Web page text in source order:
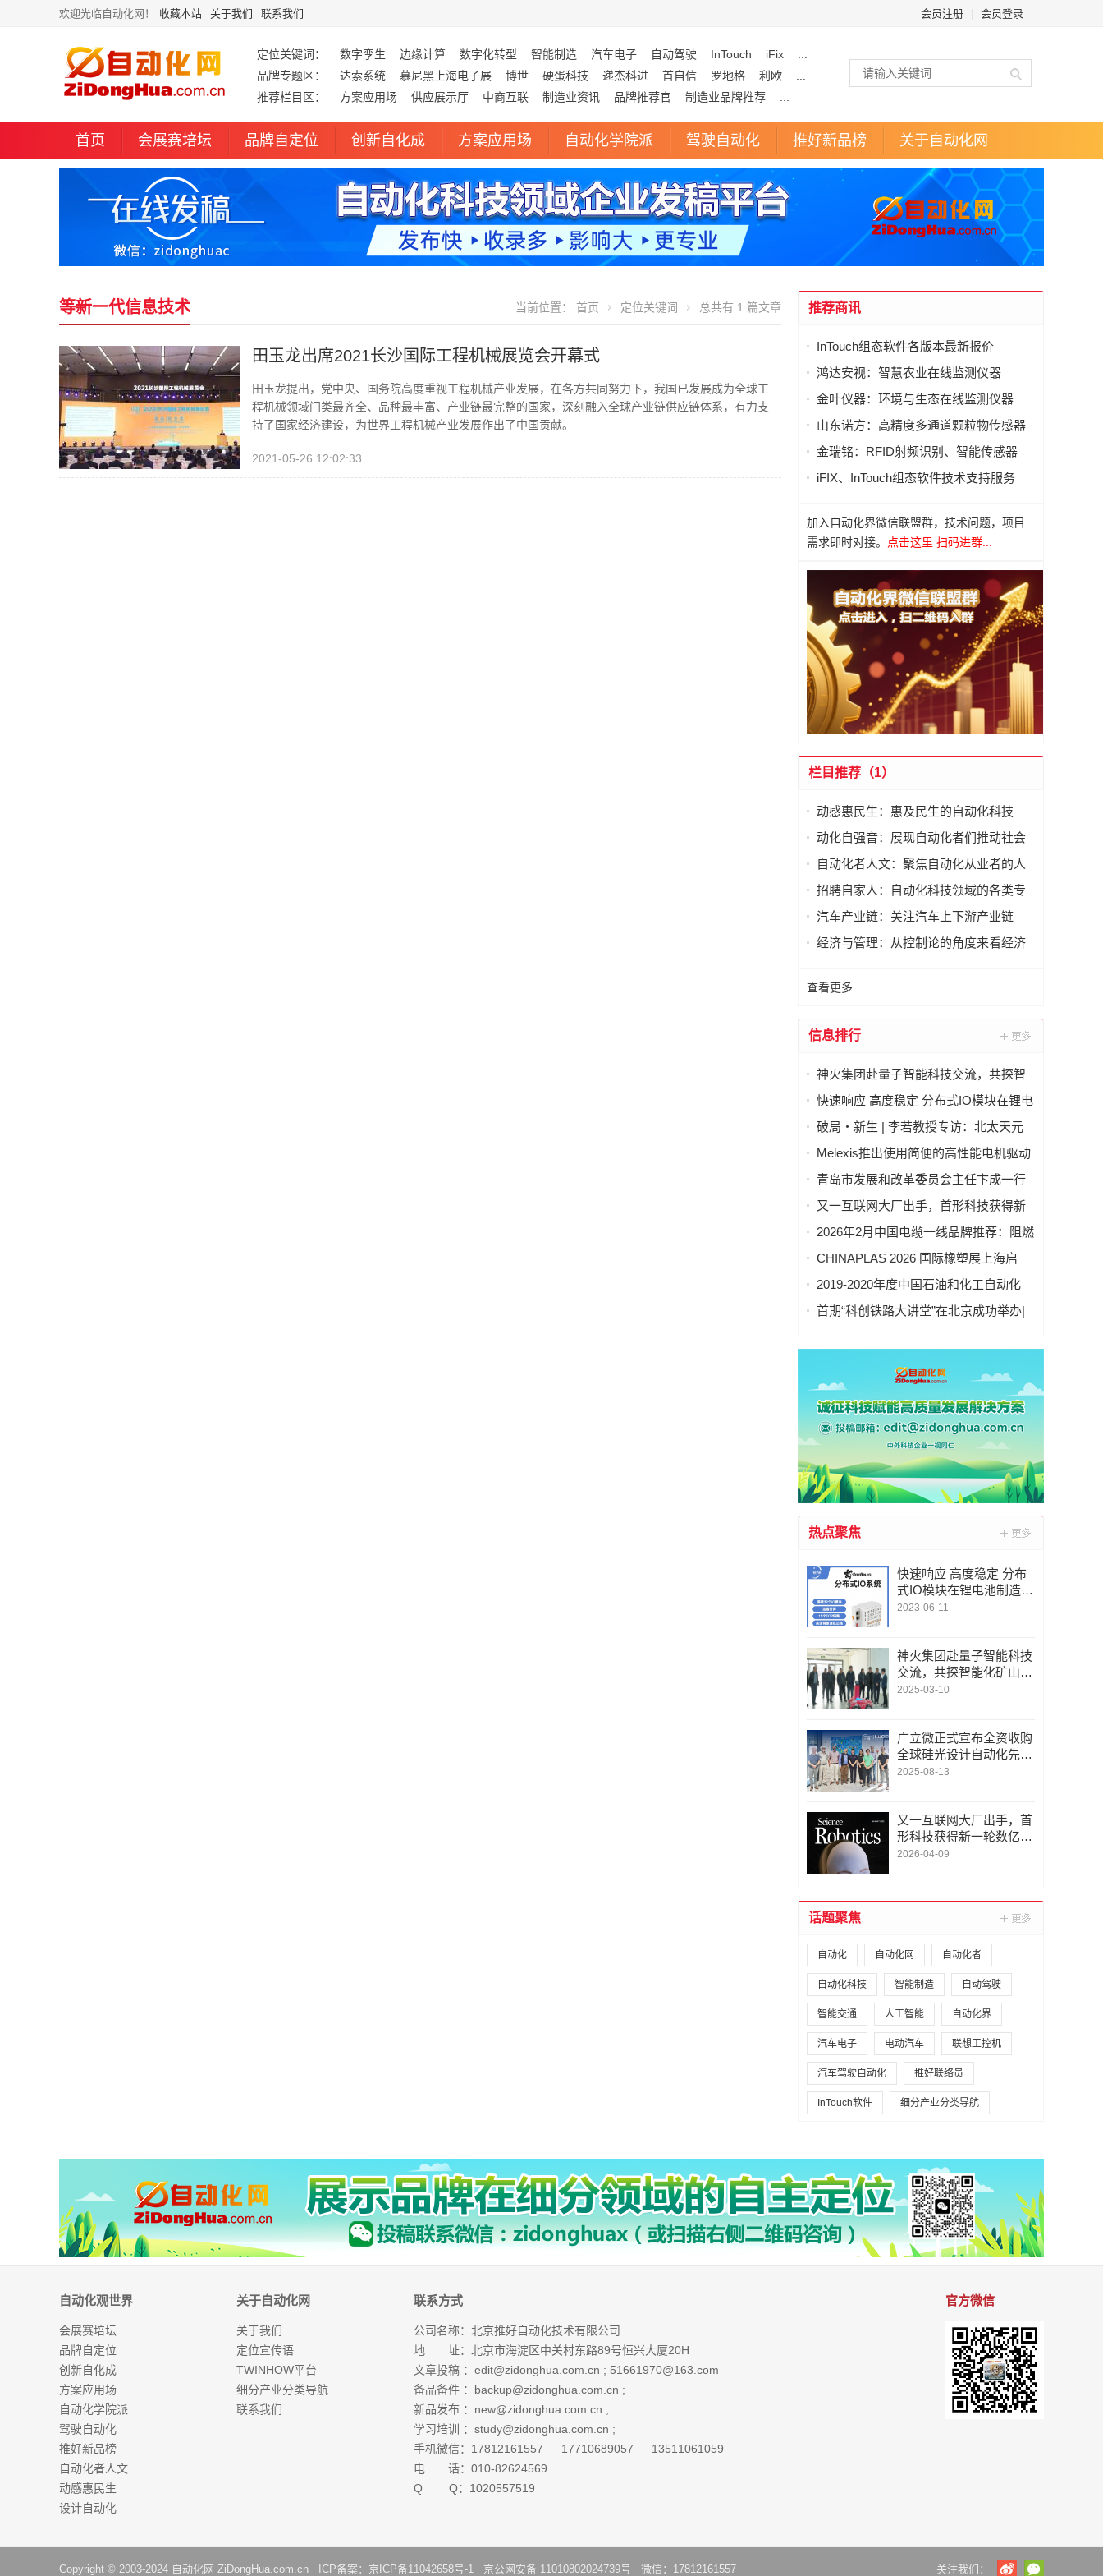
欢迎光临自动化网！ 收藏本站 关于我们 联系我们 会员注册 会员登录
定位关键词： 数字孪生 边缘计算 数字化转型 智能制造 汽车电子 自动驾驶 InTouch iFix
品牌专题区：
达索系统 慕尼黑上海电子展 博世 硬蛋科技 递杰科进 首自信 罗地格 利欧
推荐栏目区：
方案应用场 供应展示厅 中商互联 制造业资讯 品牌推荐官 制造业品牌推荐
首页 会展赛培坛 品牌自定位 创新自化成 方案应用场 自动化学院派 驾驶自动化 推好新品榜 关于自动化网
等新一代信息技术 当前位置： 首页 定位关键词 总共有 1 篇文章
田玉龙出席2021长沙国际工程机械展览会开幕式
田玉龙提出，党中央、国务院高度重视工程机械产业发展，在各方共同努力下，我国已发展成为全球工
程机械领域门类最齐全、品种最丰富、产业链最完整的国家，深刻融入全球产业链供应链体系，有力支
持了国家经济建设，为世界工程机械产业发展作出了中国贡献。
2021-05-26 12:02:33
推荐商讯
InTouch组态软件各版本最新报价
鸿达安视：智慧农业在线监测仪器
金叶仪器：环境与生态在线监测仪器
山东诺方：高精度多通道颗粒物传感器
金瑞铭：RFID射频识别、智能传感器
iFIX、InTouch组态软件技术支持服务
加入自动化界微信联盟群，技术问题，项目
需求即时对接。
点击这里 扫码进群...
栏目推荐（1）
动感惠民生：惠及民生的自动化科技
动化自强音：展现自动化者们推动社会
进步发出的响亮声音
自动化者人文：聚焦自动化从业者的人
文思考
招聘自家人：自动化科技领域的各类专
家及人才需求资讯
汽车产业链：关注汽车上下游产业链
经济与管理：从控制论的角度来看经济
查看更多...
信息排行
神火集团赴量子智能科技交流，共探智
能化矿山新未来
快速响应 高度稳定 分布式IO模块在锂电
池制造的优势揭秘 | 支持Modbus、
EtherCAT、Ethernet/IP、BACnet/IP等多
种协议
破局・新生 | 李若教授专访：北太天元
打破 30 年垄断，国产科学计算软件崛起
Melexis推出使用简便的高性能电机驱动
芯片，助力三相风扇实现快速、免代码
青岛市发展和改革委员会主任卞成一行
到国创中心调研指导
又一互联网大厂出手，首形科技获得新
一轮数亿元A1轮融资｜人脸机器人首次
2026年2月中国电缆一线品牌推荐：阻燃
防火电缆国内一线品牌推荐排名名单
CHINAPLAS 2026 国际橡塑展上海启
幕！5,000余家全球展商共塑智能绿色橡
2019-2020年度中国石油和化工自动化
行业科学技术奖拟授奖公示
首期“科创铁路大讲堂”在北京成功举办|
人工智能驱动新一代技术变革》主题讲
热点聚焦
快速响应 高度稳定 分布
式IO模块在锂电池制造的
优势揭秘 | 支持Modbu
rnet/IP、BACnet/IP等多
种协议
2023-06-11
神火集团赴量子智能科技
交流，共探智能化矿山新
未来
2025-03-10
广立微正式宣布全资收购
全球硅光设计自动化先锋
LUCEDA
2025-08-13
又一互联网大厂出手，首
形科技获得新一轮数亿元
A1轮融资｜人脸机器人首
2026-04-09
话题聚焦
自动化 自动化网 自动化者
自动化科技 智能制造 自动驾驶
智能交通 人工智能 自动化界
汽车电子 电动汽车 联想工控机
汽车驾驶自动化 推好联络员
InTouch软件 细分产业分类导航
自动化观世界
会展赛培坛
品牌自定位
创新自化成
方案应用场
自动化学院派
驾驶自动化
推好新品榜
自动化者人文
动感惠民生
设计自动化
关于自动化网
关于我们
定位宣传语
TWINHOW平台
细分产业分类导航
联系我们
联系方式
公司名称：北京推好自动化技术有限公司
地 址：北京市海淀区中关村东路89号恒兴大厦20H
文章投稿 ： edit@zidonghua.com.cn ; 51661970@163.com
备品备件 ： backup@zidonghua.com.cn ;
新品发布 ： new@zidonghua.com.cn ;
学习培训 ： study@zidonghua.com.cn ;
手机微信：17812161557 17710689057 13511061059
电 话：010-82624569
Q Q：1020557519
官方微信
Copyright © 2003-2024 自动化网 ZiDongHua.com.cn ICP备案： 京ICP备11042658号-1 京公网安备 11010802024739号 微信：17812161557 关注我们：